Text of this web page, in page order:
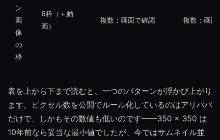
ン
画
像
の
枠
6枠（＋動
画）
複数；画面で確認 複数；画面
表を上から下まで読むと、一つのパターンが浮かび上がり
ます。ピクセル数を公開でルール化しているのはアリババ
だけで、しかもその数値も低いのです——350 × 350 は
10年前なら妥当な最小値でしたが、今ではサムネイル並